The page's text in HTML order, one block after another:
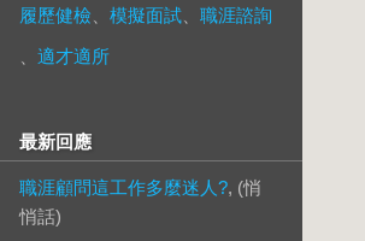
履歷健檢 模擬面試
職涯諮詢
適才適所
最新回應
職涯顧問這工作多麼迷人?, (悄
悄話)